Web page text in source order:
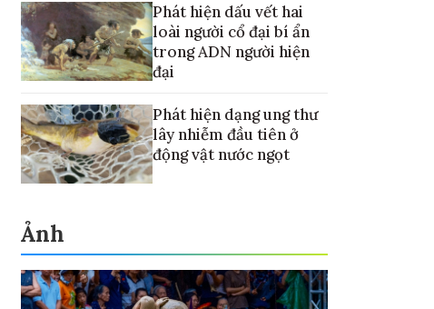
Phát hiện dấu vết hai
loài người cổ đại bí ẩn
trong ADN người hiện
đại
Phát hiện dạng ung thư
lây nhiễm đầu tiên ở
động vật nước ngọt
Ảnh